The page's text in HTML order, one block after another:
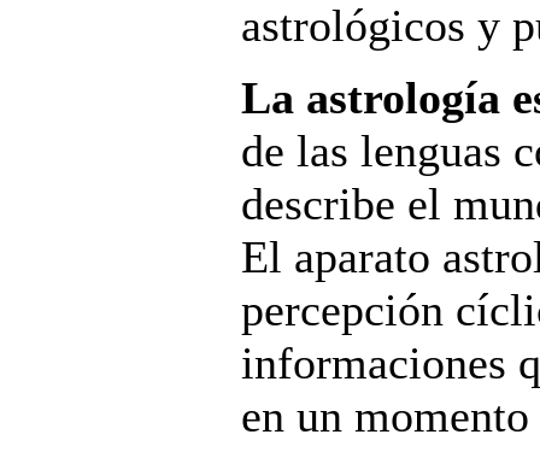
astrológicos y
La astrología
de las lenguas
describe el
El aparato
percepción
informaciones
en un